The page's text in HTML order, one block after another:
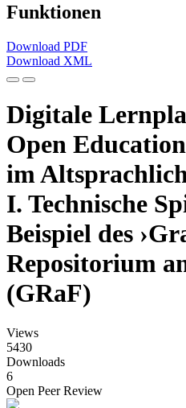
Funktionen
Download PDF
Download XML
Digitale
Open
im
I. Technische
Beispiel des
Repositorium
(GRaF)
Views
5430
Downloads
6
Open Peer Review